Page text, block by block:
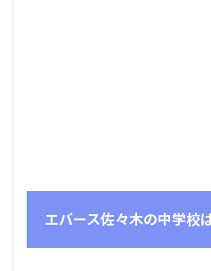
エバース佐々木の中学校